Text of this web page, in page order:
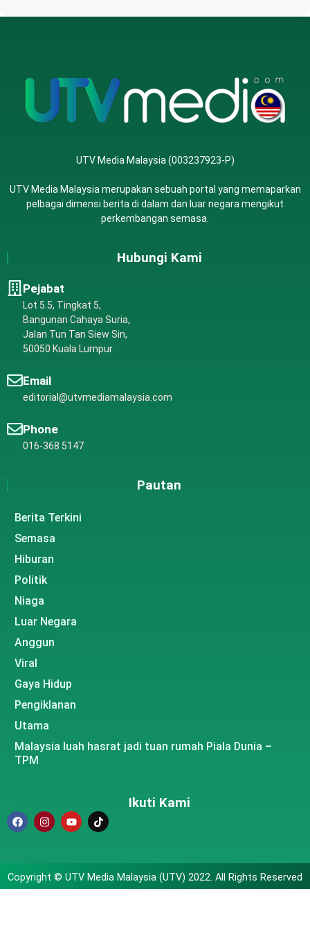
UTV Media Malaysia (003237923-P)
UTV Media Malaysia merupakan sebuah portal yang memaparkan
pelbagai dimensi berita di dalam dan luar negara mengikut
perkembangan semasa.
Hubungi Kami
Pejabat
Lot 5.5, Tingkat 5,
Bangunan Cahaya Suria,
Jalan Tun Tan Siew Sin,
50050 Kuala Lumpur
Email
editorial@utvmediamalaysia.com
Phone
016-368 5147
Pautan
Berita Terkini
Semasa
Hiburan
Politik
Niaga
Luar Negara
Anggun
Viral
Gaya Hidup
Pengiklanan
Utama
Malaysia luah hasrat jadi tuan rumah Piala Dunia –
TPM
Ikuti Kami
Copyright © UTV Media Malaysia (UTV) 2022. All Rights Reserved